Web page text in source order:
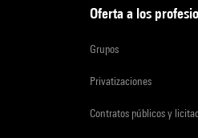
Oferta a los
Grupos
Privatizaciones
Contratos públicos y